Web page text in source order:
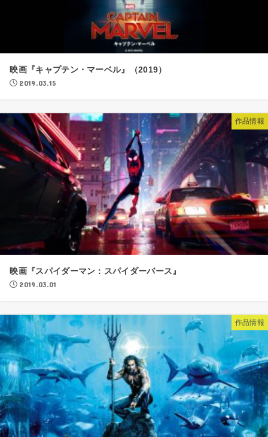
映画『キャプテン・マーベル』（2019）
2019.03.15
作品情報
映画『スパイダーマン：スパイダーバース』
2019.03.01
作品情報